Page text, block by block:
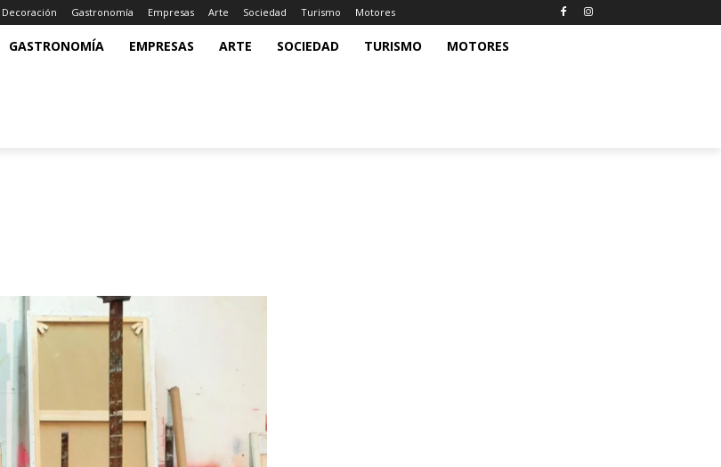
Decoración Gastronomía Empresas Arte Sociedad Turismo Motores
GASTRONOMÍA EMPRESAS ARTE SOCIEDAD TURISMO MOTORES